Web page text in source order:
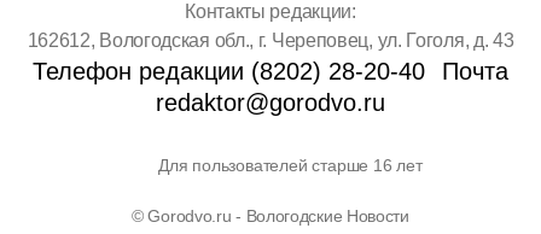
Контакты редакции:
162612, Вологодская обл., г. Череповец, ул. Гоголя, д. 43
Телефон редакции (8202) 28-20-40
Почта
redaktor@gorodvo.ru
Для пользователей старше 16 лет
© Gorodvo.ru - Вологодские Новости